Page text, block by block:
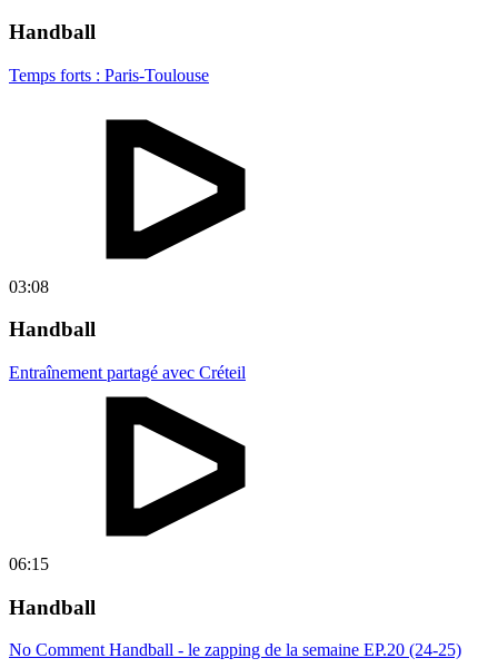
Handball
Temps forts : Paris-Toulouse
03:08
Handball
Entraînement partagé avec Créteil
06:15
Handball
No Comment Handball - le zapping de la semaine EP.20 (24-25)